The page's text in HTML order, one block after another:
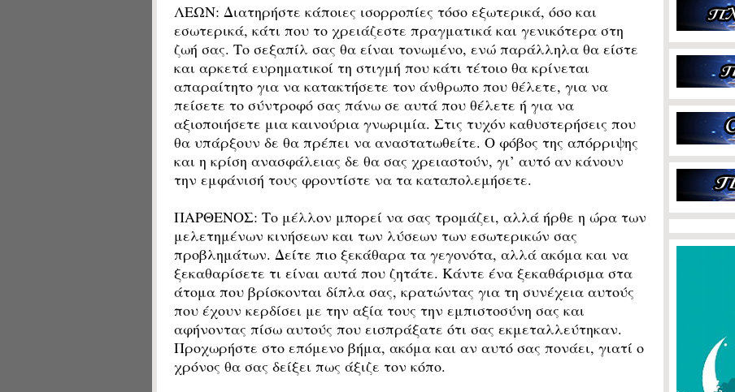
ΛΕΩΝ: Διατηρήστε κάποιες ισορροπίες τόσο εξωτερικά, όσο και
εσωτερικά, κάτι που το χρειάζεστε πραγματικά και γενικότερα στη
ζωή σας. Το σεξαπίλ σας θα είναι τονωμένο, ενώ παράλληλα θα είστε
και αρκετά ευρηματικοί τη στιγμή που κάτι τέτοιο θα κρίνεται
απαραίτητο για να κατακτήσετε τον άνθρωπο που θέλετε, για να
πείσετε το σύντροφό σας πάνω σε αυτά που θέλετε ή για να
αξιοποιήσετε μια καινούρια γνωριμία. Στις τυχόν καθυστερήσεις που
θα υπάρξουν δε θα πρέπει να αναστατωθείτε. Ο φόβος της απόρριψης
και η κρίση ανασφάλειας δε θα σας χρειαστούν, γι’ αυτό αν κάνουν
την εμφάνισή τους φροντίστε να τα καταπολεμήσετε.
ΠΑΡΘΕΝΟΣ: Το μέλλον μπορεί να σας τρομάζει, αλλά ήρθε η ώρα των
μελετημένων κινήσεων και των λύσεων των εσωτερικών σας
προβλημάτων. Δείτε πιο ξεκάθαρα τα γεγονότα, αλλά ακόμα και να
ξεκαθαρίσετε τι είναι αυτά που ζητάτε. Κάντε ένα ξεκαθάρισμα στα
άτομα που βρίσκονται δίπλα σας, κρατώντας για τη συνέχεια αυτούς
που έχουν κερδίσει με την αξία τους την εμπιστοσύνη σας και
αφήνοντας πίσω αυτούς που εισπράξατε ότι σας εκμεταλλεύτηκαν.
Προχωρήστε στο επόμενο βήμα, ακόμα και αν αυτό σας πονάει, γιατί ο
χρόνος θα σας δείξει πως άξιζε τον κόπο.